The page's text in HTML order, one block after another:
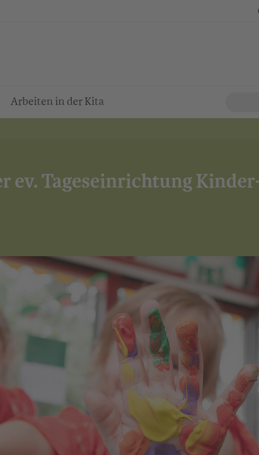
Arbeiten in der Kita
ev. Tageseinrichtung